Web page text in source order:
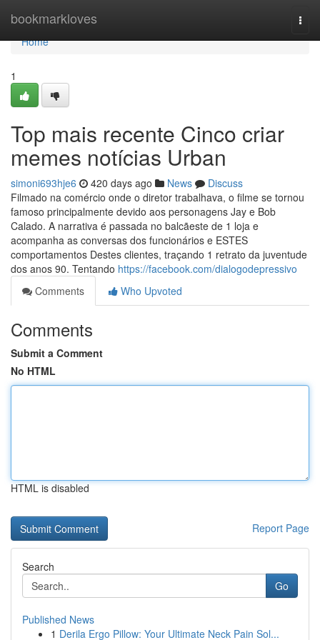
bookmarkloves
Home
Home
1
Top mais recente Cinco criar
memes notícias Urban
simoni693hje6 420 days ago News
Discuss
Filmado na comércio onde o diretor trabalhava, o filme se tornou
famoso principalmente devido aos personagens Jay e Bob
Calado. A narrativa é passada no balcãeste de 1 loja e
acompanha as conversas dos funcionários e ESTES
comportamentos Destes clientes, traçando 1 retrato da juventude
dos anos 90. Tentando https://facebook.com/dialogodepressivo
Comments
Who Upvoted
Comments
Submit a Comment
No HTML
HTML is disabled
Report Page
Search
Go
Published News
1 Derila Ergo Pillow: Your Ultimate Neck Pain Sol...